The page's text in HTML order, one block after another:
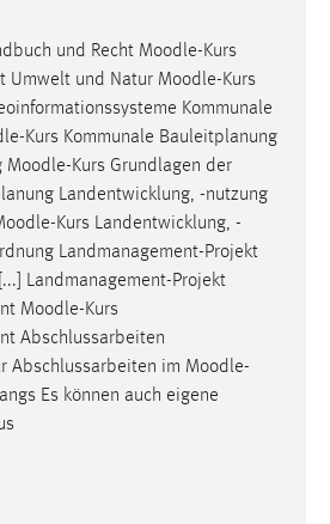
und Recht Moodle-Kurs
Umwelt und Natur Moodle-Kurs
Kommunale
-Kurs Kommunale Bauleitplanung
Moodle-Kurs Grundlagen der
Landentwicklung, -nutzung
-Kurs Landentwicklung, -
Landmanagement-Projekt
Landmanagement-Projekt
Moodle-Kurs
Abschlussarbeiten
Abschlussarbeiten im Moodle-
Es können auch eigene
werden von Drittanbietern
Werbung anzuzeigen.
sie Besucher über Websites